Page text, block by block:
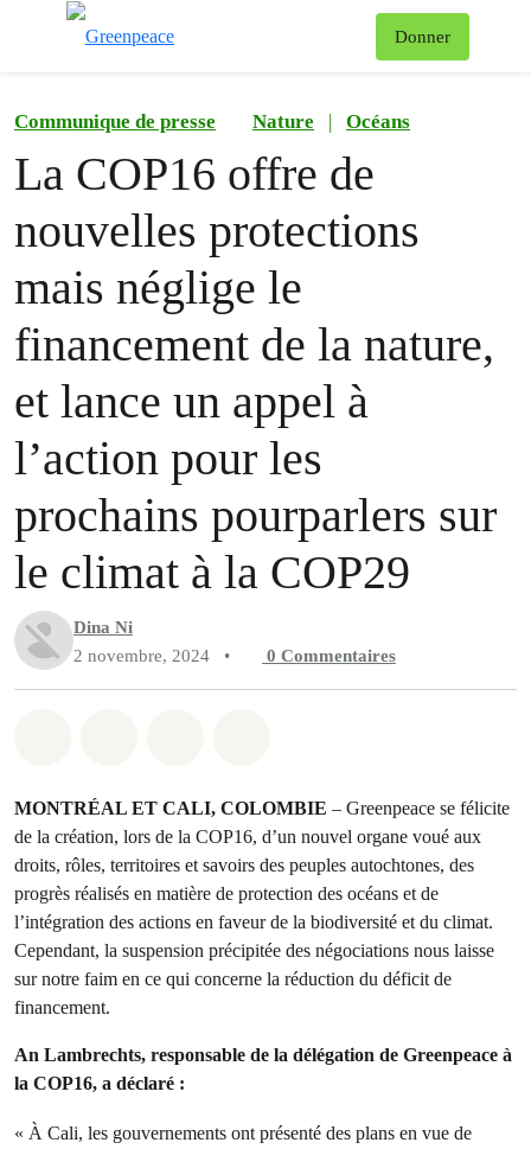
Donner
Communique de presse Nature | Océans
La COP16 offre de
nouvelles protections
mais néglige le
financement de la nature,
et lance un appel à
l’action pour les
prochains pourparlers sur
le climat à la COP29
Dina Ni
2 novembre, 2024
• 0 Commentaires
MONTRÉAL ET CALI, COLOMBIE – Greenpeace se félicite
de la création, lors de la COP16, d’un nouvel organe voué aux
droits, rôles, territoires et savoirs des peuples autochtones, des
progrès réalisés en matière de protection des océans et de
l’intégration des actions en faveur de la biodiversité et du climat.
Cependant, la suspension précipitée des négociations nous laisse
sur notre faim en ce qui concerne la réduction du déficit de
financement.
An Lambrechts, responsable de la délégation de Greenpeace à
la COP16, a déclaré :
« À Cali, les gouvernements ont présenté des plans en vue de